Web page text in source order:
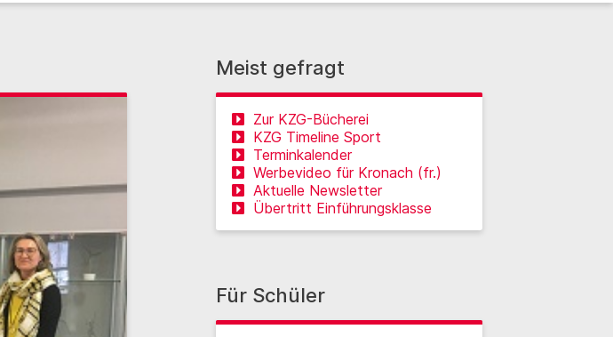
Meist gefragt
Zur KZG-Bücherei
KZG Timeline Sport
Terminkalender
Werbevideo für Kronach (fr.)
Aktuelle Newsletter
Übertritt Einführungsklasse
Für Schüler